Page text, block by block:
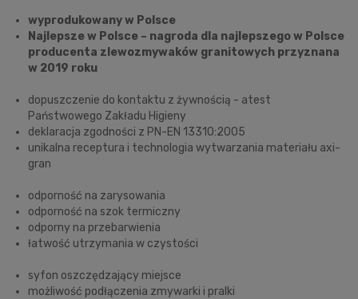
wyprodukowany w Polsce
Najlepsze w Polsce – nagroda dla najlepszego w Polsce
producenta zlewozmywaków granitowych przyznana
w 2019 roku
dopuszczenie do kontaktu z żywnością - atest
Państwowego Zakładu Higieny
deklaracja zgodności z PN-EN 13310:2005
unikalna receptura i technologia wytwarzania materiału axi-
gran
odporność na zarysowania
odporność na szok termiczny
odporny na przebarwienia
łatwość utrzymania w czystości
syfon oszczędzający miejsce
możliwość podłączenia zmywarki i pralki